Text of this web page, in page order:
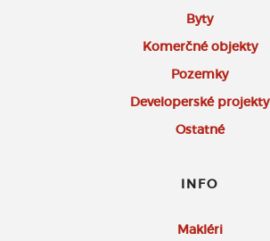
Byty
Komerčné objekty
Pozemky
Developerské projekty
Ostatné
INFO
Makléri